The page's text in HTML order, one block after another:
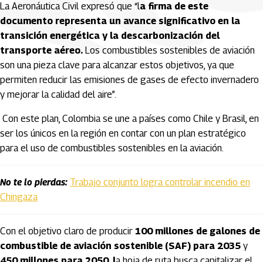
La Aeronáutica Civil expresó que “la firma de este
documento representa un avance significativo en la
transición energética y la descarbonización del
transporte aéreo. Los combustibles sostenibles de aviación
son una pieza clave para alcanzar estos objetivos, ya que
permiten reducir las emisiones de gases de efecto invernadero
y mejorar la calidad del aire”.
Con este plan, Colombia se une a países como Chile y Brasil, en
ser los únicos en la región en contar con un plan estratégico
para el uso de combustibles sostenibles en la aviación.
No te lo pierdas: Trabajo conjunto logra controlar incendio en
Chingaza
Con el objetivo claro de producir 100 millones de galones de
combustible de aviación sostenible (SAF) para 2035 y